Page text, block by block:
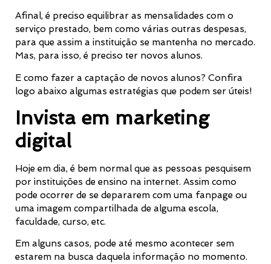
Afinal, é preciso equilibrar as mensalidades com o
serviço prestado, bem como várias outras despesas,
para que assim a instituição se mantenha no mercado.
Mas, para isso, é preciso ter novos alunos.
E como fazer a captação de novos alunos? Confira
logo abaixo algumas estratégias que podem ser úteis!
Invista em marketing
digital
Hoje em dia, é bem normal que as pessoas pesquisem
por instituições de ensino na internet. Assim como
pode ocorrer de se depararem com uma fanpage ou
uma imagem compartilhada de alguma escola,
faculdade, curso, etc.
Em alguns casos, pode até mesmo acontecer sem
estarem na busca daquela informação no momento.